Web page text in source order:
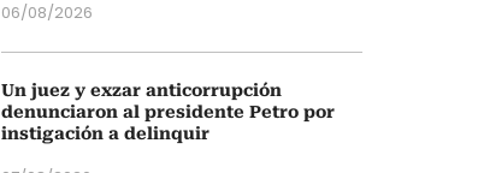
06/08/2026
Un juez y exzar anticorrupción
denunciaron al presidente Petro por
instigación a delinquir